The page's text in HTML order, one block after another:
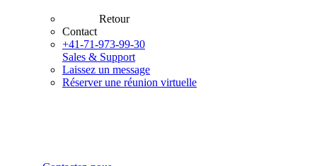
Retour
Contact
+41-71-973-99-30
Sales & Support
Laissez un message
Réserver une réunion virtuelle